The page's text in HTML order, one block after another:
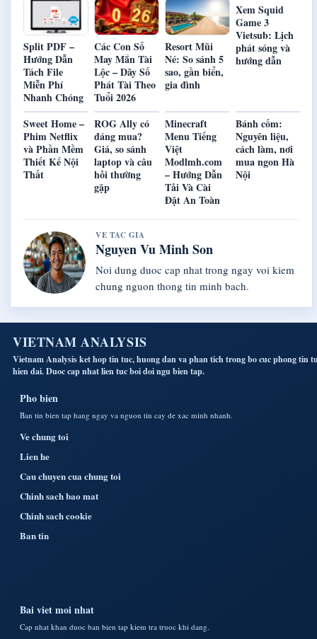
Split PDF –
Hướng Dẫn
Tách File
Miễn Phí
Nhanh Chóng
Các Con Số
May Mắn Tài
Lộc – Dãy Số
Phát Tài Theo
Tuổi 2026
Resort Mũi
Né: So sánh 5
sao, gần biển,
gia đình
Xem Squid
Game 3
Vietsub: Lịch
phát sóng và
hướng dẫn
Sweet Home –
Phim Netflix
và Phần Mềm
Thiết Kế Nội
Thất
ROG Ally có
đáng mua?
Giá, so sánh
laptop và câu
hỏi thường
gặp
Minecraft
Menu Tiếng
Việt
Modlmh.com
– Hướng Dẫn
Tải Và Cài
Đặt An Toàn
Bánh cốm:
Nguyên liệu,
cách làm, nơi
mua ngon Hà
Nội
VE TAC GIA
Nguyen Vu Minh Son
Noi dung duoc cap nhat trong ngay voi kiem
chung nguon thong tin minh bach.
VIETNAM ANALYSIS
Vietnam Analysis ket hop tin tuc, huong dan va phan tich trong bo cuc phong tin
hien dai. Duoc cap nhat lien tuc boi doi ngu bien tap.
Pho bien
Ban tin bien tap hang ngay va nguon tin cay de xac minh nhanh.
Ve chung toi
Lien he
Cau chuyen cua chung toi
Chinh sach bao mat
Chinh sach cookie
Ban tin
Bai viet moi nhat
Cap nhat khan duoc ban bien tap kiem tra truoc khi dang.